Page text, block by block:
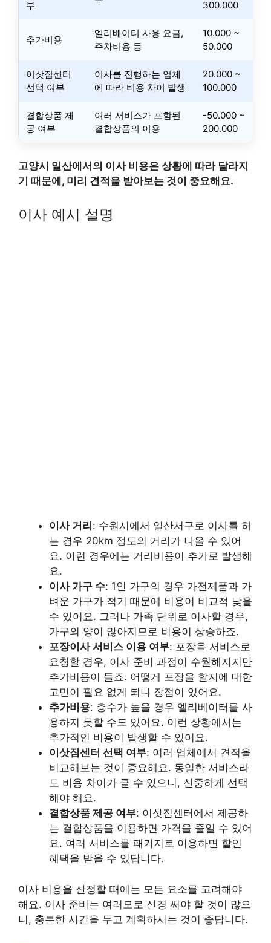
부 300.000
추가비용
엘리베이터 사용 요금,
주차비용 등
10.000 ~
50.000
이삿짐센터
선택 여부
이사를 진행하는 업체
에 따라 비용 차이 발생
20.000 ~
100.000
결합상품 제
공 여부
여러 서비스가 포함된
결합상품의 이용
-50.000 ~
200.000
고양시 일산에서의 이사 비용은 상황에 따라 달라지
기 때문에, 미리 견적을 받아보는 것이 중요해요.
이사 예시 설명
이사 거리 : 수원시에서 일산서구로 이사를 하
는 경우 20km 정도의 거리가 나올 수 있어
요. 이런 경우에는 거리비용이 추가로 발생해
요.
이사 가구 수: 1인 가구의 경우 가전제품과 가
벼운 가구가 적기 때문에 비용이 비교적 낮을
수 있어요. 그러나 가족 단위로 이사할 경우,
가구의 양이 많아지므로 비용이 상승하죠.
포장이사 서비스 이용 여부: 포장을 서비스로
요청할 경우, 이사 준비 과정이 수월해지지만
추가비용이 들죠. 어떻게 포장을 할지에 대한
고민이 필요 없게 되니 장점이 있어요.
추가비용: 층수가 높을 경우 엘리베이터를 사
용하지 못할 수도 있어요. 이런 상황에서는
추가적인 비용이 발생할 수 있어요.
이삿짐센터 선택 여부: 여러 업체에서 견적을
비교해보는 것이 중요해요. 동일한 서비스라
도 비용 차이가 클 수 있으니, 신중하게 선택
해야 해요.
결합상품 제공 여부: 이삿짐센터에서 제공하
는 결합상품을 이용하면 가격을 줄일 수 있어
요. 여러 서비스를 패키지로 이용하면 할인
혜택을 받을 수 있답니다.
이사 비용을 산정할 때에는 모든 요소를 고려해야
해요. 이사 준비는 여러모로 신경 써야 할 것이 많으
니, 충분한 시간을 두고 계획하시는 것이 좋답니다.